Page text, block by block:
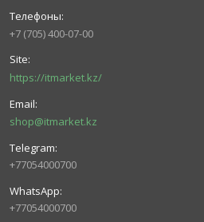
+7 (705) 400-07-00
https://itmarket.kz/
shop@itmarket.kz
+77054000700
+77054000700